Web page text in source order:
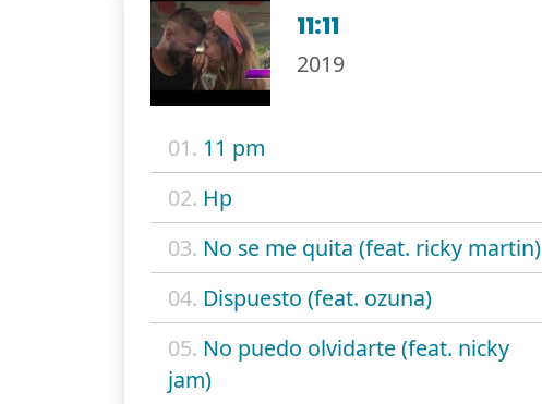
11:11
2019
01. 11 pm
02. Hp
03. No se me quita (feat. ricky martin)
04. Dispuesto (feat. ozuna)
05. No puedo olvidarte (feat. nicky
jam)